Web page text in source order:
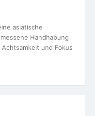
asiatische
Handhabung
und Fokus